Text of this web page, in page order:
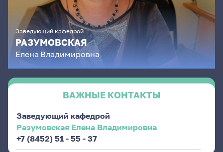
Заведующий кафедрой
РАЗУМОВСКАЯ
Елена Владимировна
ВАЖНЫЕ КОНТАКТЫ
Заведующий кафедрой
Разумовская Елена Владимировна
+7 (8452) 51 - 55 - 37